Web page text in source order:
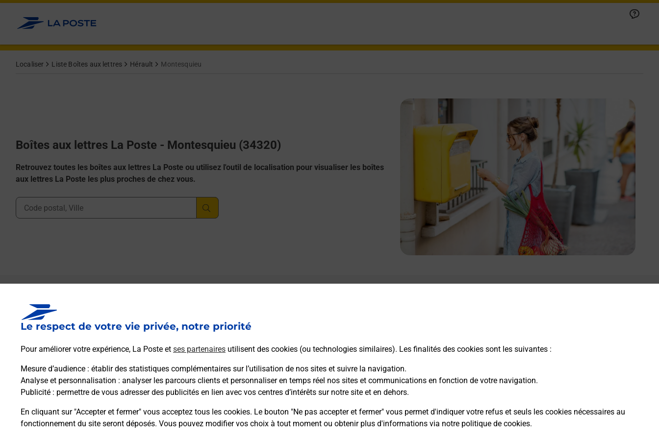
Le respect de votre vie privée, notre priorité
Pour améliorer votre expérience, La Poste et ses partenaires utilisent des cookies (ou technologies similaires). Les finalités des cookies sont les suivantes :
Mesure d’audience : établir des statistiques complémentaires sur l’utilisation de nos sites et suivre la navigation.
Analyse et personnalisation : analyser les parcours clients et personnaliser en temps réel nos sites et communications en fonction de votre navigation.
Publicité : permettre de vous adresser des publicités en lien avec vos centres d’intérêts sur notre site et en dehors.
En cliquant sur "Accepter et fermer" vous acceptez tous les cookies. Le bouton "Ne pas accepter et fermer" vous permet d'indiquer votre refus et seuls les cookies nécessaires au
fonctionnement du site seront déposés. Vous pouvez modifier vos choix à tout moment ou obtenir plus d'informations via notre politique de cookies.
Allez au contenu
Localiser Liste Boîtes aux lettres Hérault Montesquieu
Boîtes aux lettres La Poste - Montesquieu (34320)
Retrouvez toutes les boîtes aux lettres La Poste ou utilisez l'outil de localisation pour visualiser les boîtes
aux lettres La Poste les plus proches de chez vous.
Ville, Département, Code Postal
Boîte aux lettres La Poste
Collecte du courrier aujourd'hui à 09h00
Hameau De Paders
Itinéraire
Hameau Mas Rolland
Montesquieu